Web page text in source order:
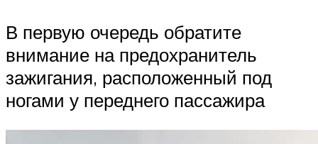
В первую очередь обратите
внимание на предохранитель
зажигания, расположенный под
ногами у переднего пассажира